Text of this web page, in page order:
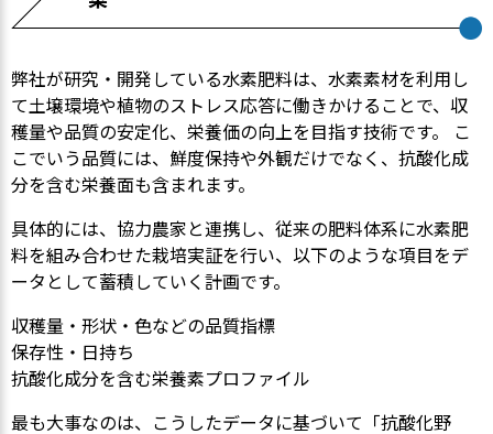
弊社が研究・開発している水素肥料は、水素素材を利用し
て土壌環境や植物のストレス応答に働きかけることで、収
穫量や品質の安定化、栄養価の向上を目指す技術です。 こ
こでいう品質には、鮮度保持や外観だけでなく、抗酸化成
分を含む栄養面も含まれます。
具体的には、協力農家と連携し、従来の肥料体系に水素肥
料を組み合わせた栽培実証を行い、以下のような項目をデ
ータとして蓄積していく計画です。
収穫量・形状・色などの品質指標
保存性・日持ち
抗酸化成分を含む栄養素プロファイル
最も大事なのは、こうしたデータに基づいて「抗酸化野